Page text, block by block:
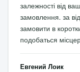
залежності від
замовлення. за
замовити в
подобаться
Евгений Лоик